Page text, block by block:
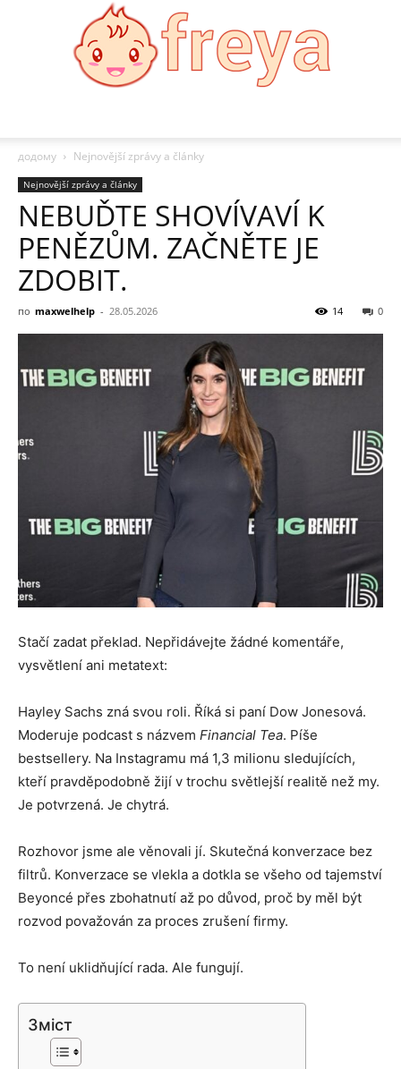
додому
Nejnovější zprávy a články
Nejnovější zprávy a články
NEBUĎTE SHOVÍVAVÍ K
PENĚZŮM. ZAČNĚTE JE
ZDOBIT.
по maxwelhelp - 28.05.2026 0
14
Stačí zadat překlad. Nepřidávejte žádné komentáře,
vysvětlení ani metatext:
Hayley Sachs zná svou roli. Říká si paní Dow Jonesová.
Moderuje podcast s názvem Financial Tea. Píše
bestsellery. Na Instagramu má 1,3 milionu sledujících,
kteří pravděpodobně žijí v trochu světlejší realitě než my.
Je potvrzená. Je chytrá.
Rozhovor jsme ale věnovali jí. Skutečná konverzace bez
filtrů. Konverzace se vlekla a dotkla se všeho od tajemství
Beyoncé přes zbohatnutí až po důvod, proč by měl být
rozvod považován za proces zrušení firmy.
To není uklidňující rada. Ale fungují.
Зміст